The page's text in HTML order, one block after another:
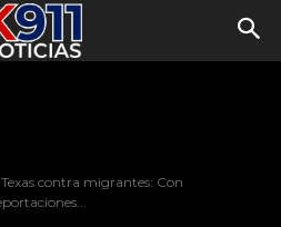
contra migrantes: Con